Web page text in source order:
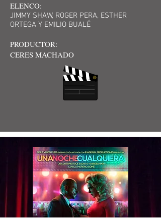
ELENCO:
JIMMY SHAW, ROGER PERA, ESTHER
ORTEGA Y EMILIO BUALÉ
PRODUCTOR:
CERES MACHADO